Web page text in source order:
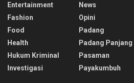
Entertainment
Fashion
Food
Health
Hukum Kriminal
Investigasi
News
Opini
Padang
Padang Panjang
Pasaman
Payakumbuh